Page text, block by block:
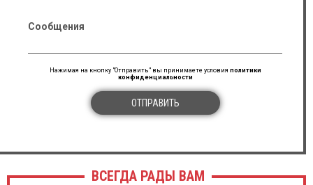
Сообщения
Нажимая на кнопку "Отправить" вы принимаете условия политики
конфиденциальности
ОТПРАВИТЬ
ВСЕГДА РАДЫ ВАМ